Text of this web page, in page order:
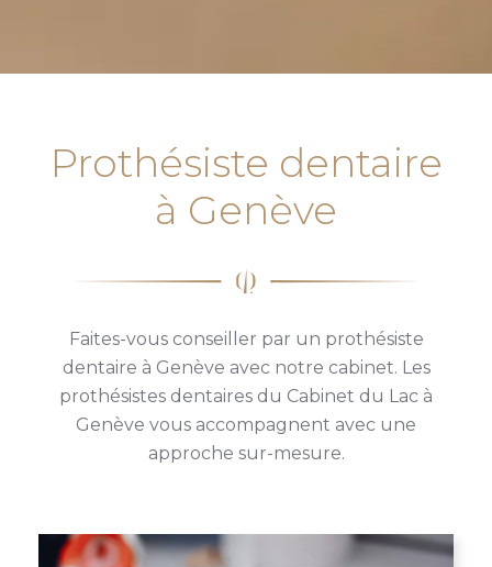
Prothésiste dentaire
à Genève
Faites-vous conseiller par un prothésiste
dentaire à Genève avec notre cabinet. Les
prothésistes dentaires du Cabinet du Lac à
Genève vous accompagnent avec une
approche sur-mesure.